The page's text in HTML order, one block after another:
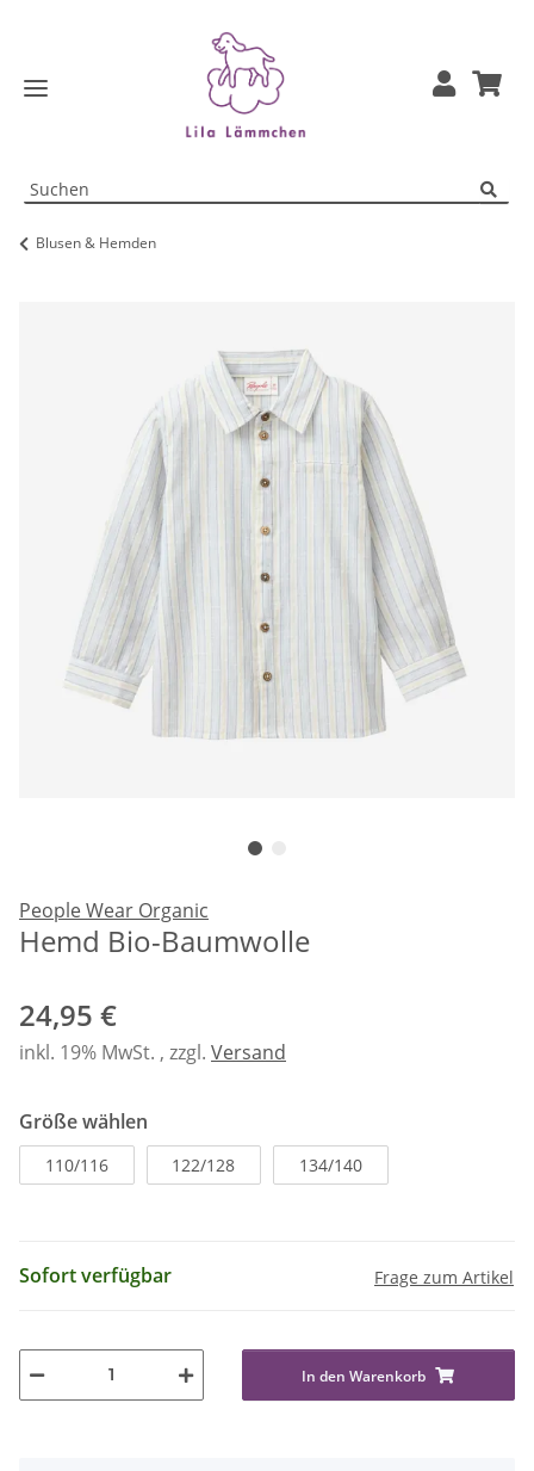
Blusen & Hemden
People Wear Organic
Hemd Bio-Baumwolle
24,95 €
inkl. 19% MwSt. , zzgl. Versand
Größe wählen
110/116 122/128 134/140
Sofort verfügbar Frage zum Artikel
In den Warenkorb